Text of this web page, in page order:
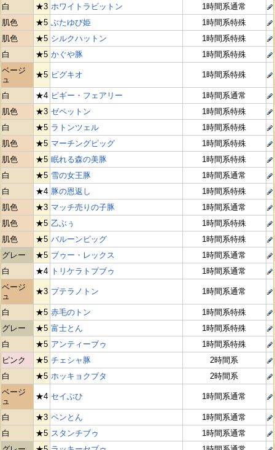
白 ★3 ホワイトラビットン
1時間系通常
肌色
★5 ぶたゆび姫
1時間系特殊
肌色
★5 シルクハットン
1時間系特殊
白
★5 かぐや豚
1時間系特殊
ベージ
ュ
★5 ピグキオ 1時間系特殊
白 ★4 ピギー・フェアリー
1時間系通常
肌色
★3 ゼペットン
1時間系特殊
白
★5 ラトンツェル
1時間系特殊
肌色
★5 マーチングピッグ
1時間系特殊
肌色
★5 眠れる森の美豚
1時間系特殊
白
★5 雪の女王豚
1時間系通常
白
★4 豚の恩返し
1時間系特殊
肌色
★3 マッチ売りの子豚
1時間系通常
肌色
★5 乙ぶぅ
1時間系特殊
肌色
★5 バルーンピッグ
1時間系特殊
グレー
★5 ブゥー・レックス
1時間系通常
白
★4 トリケラトプブゥ
1時間系通常
ベージ
ュ
★3 プテラノトン 1時間系通常
白 ★5 赤毛のトン
1時間系特殊
グレー
★5 富士とん
1時間系特殊
白
★5 アンティーブゥ
1時間系特殊
ピンク
★5 チェシャ豚
2時間系
白
★5 ホッキョクブタ
2時間系
ベージ
ュ
★4 セイぶひ 1時間系通常
白 ★3 ペンとん
1時間系通常
白
★5 スタンチブゥ
1時間系通常